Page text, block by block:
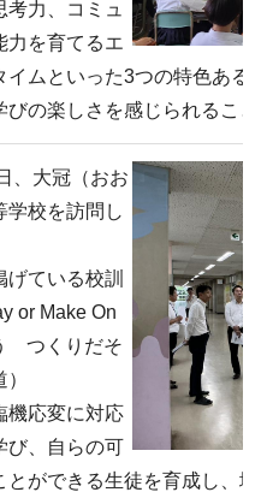
力、コミュ
力を育てるエ
イムといった3つの特色ある
びの楽しさを感じられること
、大冠（おお
学校を訪問し
ている校訓
or Make On
つくりだそ
機応変に対応
び、自らの可
とができる生徒を育成し、